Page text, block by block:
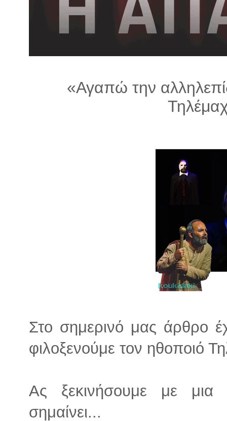
«Αγαπώ την
Στο σημερινό μας άρθρο
φιλοξενούμε τον ηθοποιό
Ας ξεκινήσουμε με μια
σημαίνει...